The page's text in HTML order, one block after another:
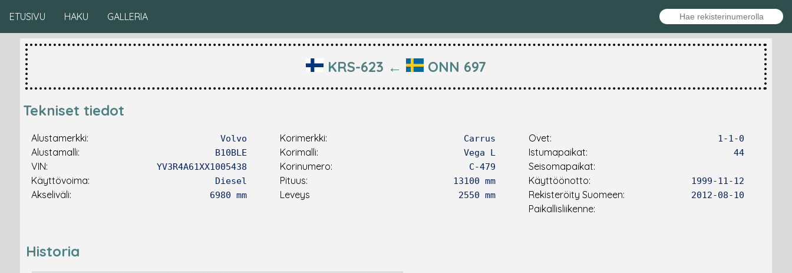
ETUSIVU HAKU GALLERIA
KRS-623 ← ONN 697
Tekniset tiedot
Alustamerkki: Volvo
Alustamalli: B10BLE
VIN: YV3R4A61XX1005438
Käyttövoima: Diesel
Akseliväli: 6980 mm
Korimerkki: Carrus
Korimalli: Vega L
Korinumero: C-479
Pituus: 13100 mm
Leveys 2550 mm
Ovet: 1-1-0
Istumapaikat: 44
Seisomapaikat:
Käyttöönotto:
1999-11-12
Rekisteröity Suomeen: 2012-08-10
Paikallisliikenne:
Historia